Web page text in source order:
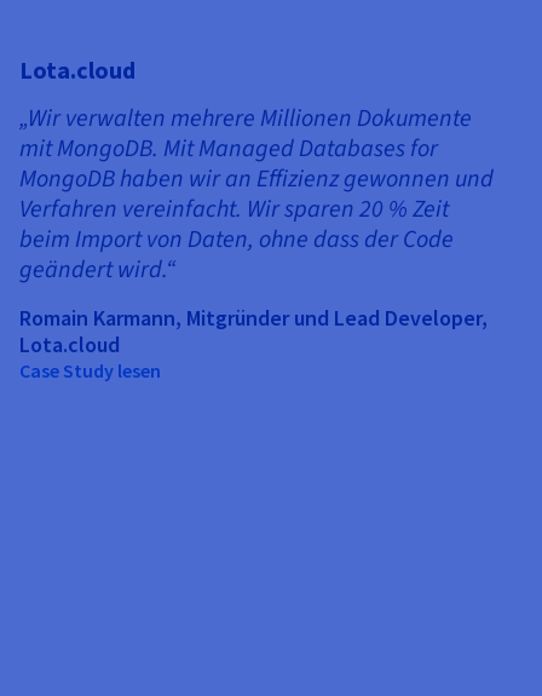
Lota.cloud
„Wir verwalten mehrere Millionen Dokumente
mit MongoDB. Mit Managed Databases for
MongoDB haben wir an Effizienz gewonnen und
Verfahren vereinfacht. Wir sparen 20 % Zeit
beim Import von Daten, ohne dass der Code
geändert wird.“
Romain Karmann, Mitgründer und Lead Developer,
Lota.cloud
Case Study lesen